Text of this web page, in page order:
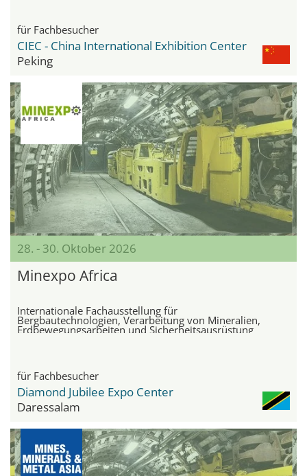
für Fachbesucher
CIEC - China International Exhibition Center
Peking
28. - 30. Oktober 2026
Minexpo Africa
Internationale Fachausstellung für
Bergbautechnologien, Verarbeitung von Mineralien,
Erdbewegungsarbeiten und Sicherheitsausrüstung
für Fachbesucher
Diamond Jubilee Expo Center
Daressalam